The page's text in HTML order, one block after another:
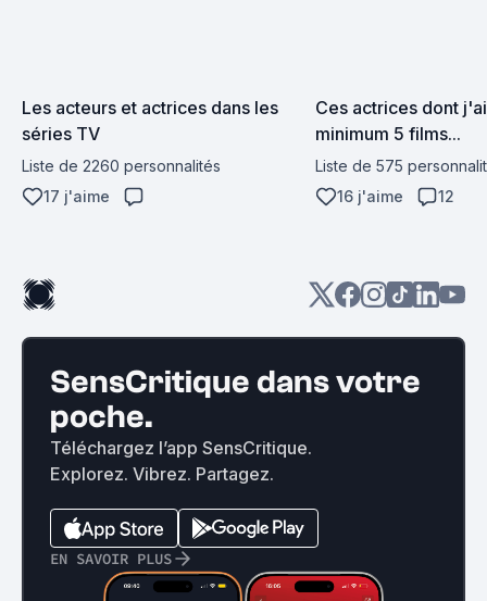
Les acteurs et actrices dans les
séries TV
Liste de 2260 personnalités
17 j'aime
Ces actrices dont
minimum 5 films...
Liste de 575
16 j'aime
12
SensCritique dans votre
poche.
Téléchargez l’app SensCritique.
Explorez. Vibrez. Partagez.
EN SAVOIR PLUS